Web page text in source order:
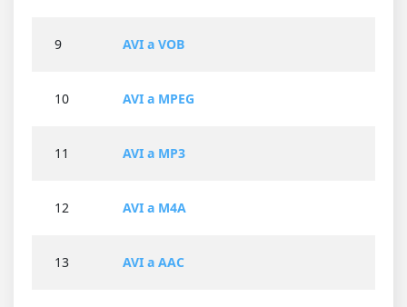
9 AVI a VOB
10 AVI a MPEG
11 AVI a MP3
12 AVI a M4A
13 AVI a AAC